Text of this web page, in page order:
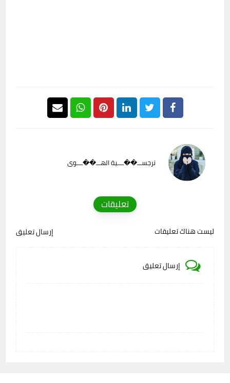
نرجســـ��ــــية الهـــ��ــــوى
تعليقات
ليست هناك تعليقات إرسال تعليق
إرسال تعليق